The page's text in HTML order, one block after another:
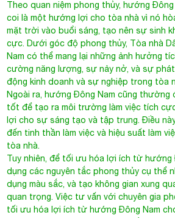
Theo quan niệm phong thủy, hướng
coi là một hướng lợi cho tòa nhà vì nó
mặt trời vào buổi sáng, tạo nên sự sinh
cực. Dưới góc độ phong thủy, Tòa nhà
Nam có thể mang lại những ảnh hưởng
cường năng lượng, sự nảy nở, và sự
động kinh doanh và sự nghiệp trong tòa
Ngoài ra, hướng Đông Nam cũng thường
tốt để tạo ra môi trường làm việc tích
lợi cho sự sáng tạo và tập trung. Điều
đến tinh thần làm việc và hiệu suất làm
tòa nhà.
Tuy nhiên, để tối ưu hóa lợi ích từ hướng
dụng các nguyên tắc phong thủy cụ thể
dụng màu sắc, và tạo không gian xung
quan trọng. Việc tư vấn với chuyên gia
tối ưu hóa lợi ích từ hướng Đông Nam